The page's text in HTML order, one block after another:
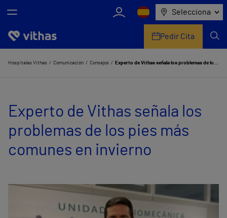
Selecciona
Nosotros
Servicios de salud
Equipo médico y asistencial
Comunicación
Pedir Cita
Hospitales Vithas Comunicación Consejos Experto de Vithas señala los problemas de los pies más comunes en invierno
Experto de Vithas señala los
problemas de los pies más
comunes en invierno